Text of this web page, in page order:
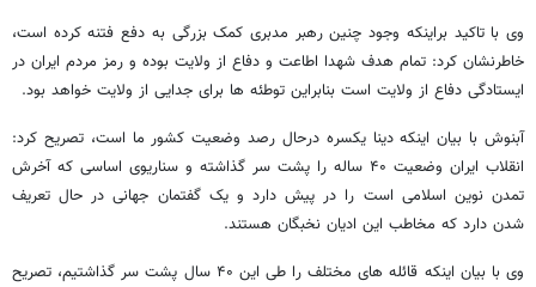
وی با تاکید براینکه وجود چنین رهبر مدبری کمک بزرگی به دفع فتنه کرده است،
خاطرنشان کرد: تمام هدف شهدا اطاعت و دفاع از ولایت بوده و رمز مردم ایران در
ایستادگی دفاع از ولایت است بنابراین توطئه ها برای جدایی از ولایت خواهد بود.
آبنوش با بیان اینکه دینا یکسره درحال رصد وضعیت کشور ما است، تصریح کرد:
انقلاب ایران وضعیت ۴۰ ساله را پشت سر گذاشته و سناریوی اساسی که آخرش
تمدن نوین اسلامی است را در پیش دارد و یک گفتمان جهانی در حال تعریف
شدن دارد که مخاطب این ادیان نخبگان هستند.
وی با بیان اینکه قائله های مختلف را طی این ۴۰ سال پشت سر گذاشتیم، تصریح